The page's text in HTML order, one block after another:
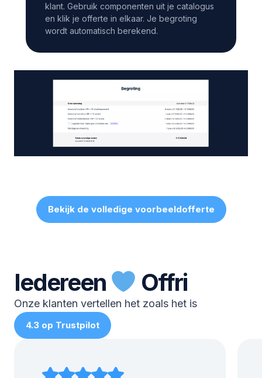
klant. Gebruik componenten uit je catalogus
en klik je offerte in elkaar. Je begroting
wordt automatisch berekend.
Bekijk de volledige voorbeeldofferte
Iedereen Offri
Onze klanten vertellen het zoals het is
4.3 op Trustpilot